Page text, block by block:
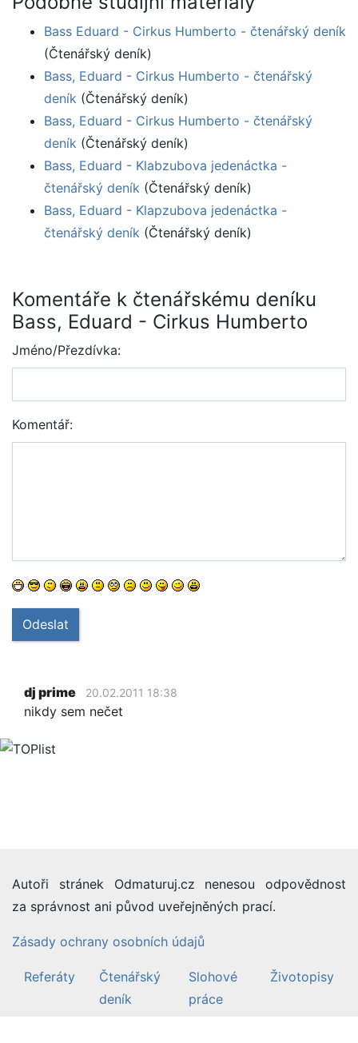
Bass Eduard - Cirkus Humberto - čtenářský deník
(Čtenářský deník)
Bass, Eduard - Cirkus Humberto - čtenářský
deník (Čtenářský deník)
Bass, Eduard - Cirkus Humberto - čtenářský
deník (Čtenářský deník)
Bass, Eduard - Klabzubova jedenáctka -
čtenářský deník (Čtenářský deník)
Bass, Eduard - Klapzubova jedenáctka -
čtenářský deník (Čtenářský deník)
Komentáře k čtenářskému deníku
Bass, Eduard - Cirkus Humberto
Jméno/Přezdívka:
Komentář:
Odeslat
dj prime 20.02.2011 18:38
nikdy sem nečet
Autoři stránek Odmaturuj.cz nenesou odpovědnost
za správnost ani původ uveřejněných prací.
Zásady ochrany osobních údajů
Referáty
Čtenářský
deník
Slohové
práce
Životopisy